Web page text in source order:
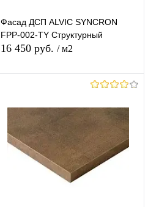
Фасад ДСП ALVIC SYNCRON
FPP-002-TY Структурный
16 450 руб./ м2
сравнению
В избранное В наличии